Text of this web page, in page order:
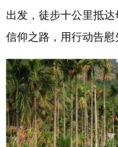
出发，徒步十公里抵
信仰之路，用行动告慰